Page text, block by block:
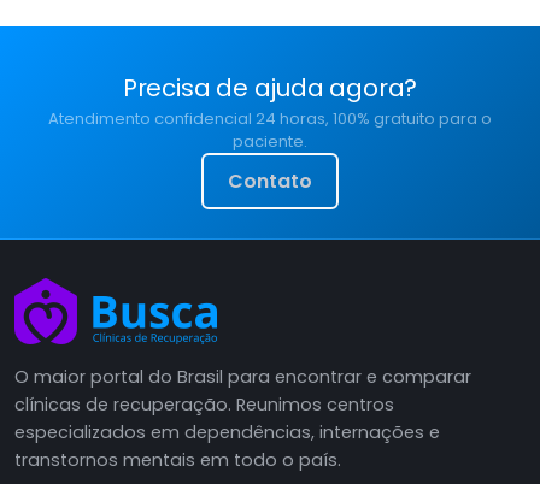
Precisa de ajuda agora?
Atendimento confidencial 24 horas, 100% gratuito para o
paciente.
Contato
O maior portal do Brasil para encontrar e comparar
clínicas de recuperação. Reunimos centros
especializados em dependências, internações e
transtornos mentais em todo o país.